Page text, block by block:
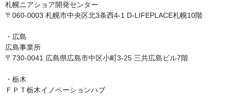
札幌ニアショア開発センター
〒060-0003 札幌市中央区北3条西4-1 D-LIFEPLACE札幌10階
・広島
広島事業所
〒730-0041 広島県広島市中区小町3-25 三共広島ビル7階
・栃木
ＦＰＴ栃木イノベーションハブ